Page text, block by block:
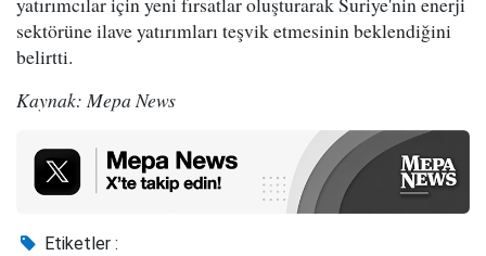
sektörüne ilave yatırımları teşvik etmesinin beklendiğini
belirtti.
Kaynak: Mepa News
Etiketler :